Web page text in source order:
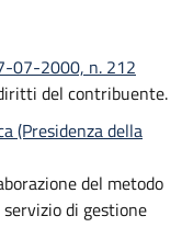
07-2000, n. 212
del contribuente.
(Presidenza della
del metodo
di gestione